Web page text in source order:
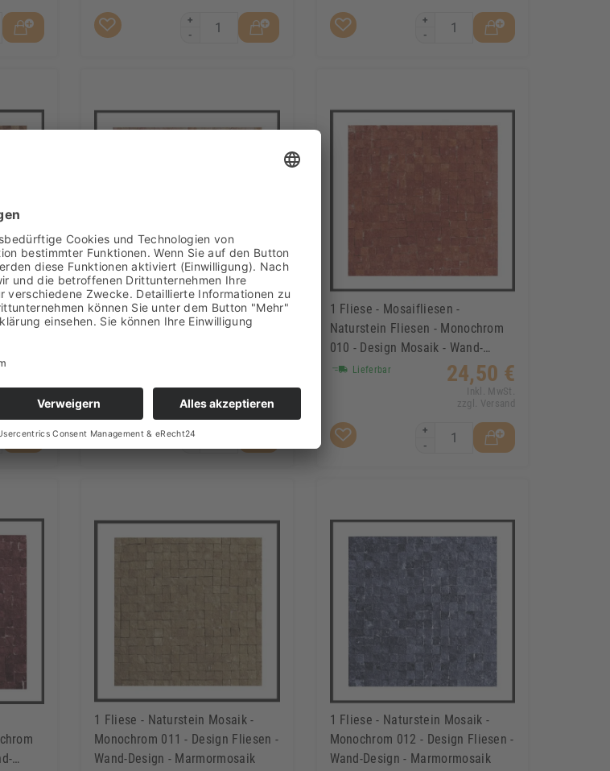
+
-
+
-
€
MwSt.
Versand
1 Fliese - Mosaifliesen -
Naturstein Fliesen - Monochrom
Inkl. MwSt.
zzgl. Versand
+
1 Fliese - Mosaifliesen -
Naturstein Fliesen - Monochrom
010 - Design Mosaik - Wand-
DesignLieferbar 24,50 €
Inkl. MwSt.
zzgl. Versand
+
-
1 Fliese - Naturstein Mosaik -
Monochrom 011 - Design Fliesen -
Wand-Design - Marmormosaik
1 Fliese - Naturstein Mosaik -
Monochrom 012 - Design Fliesen -
Wand-Design - Marmormosaik